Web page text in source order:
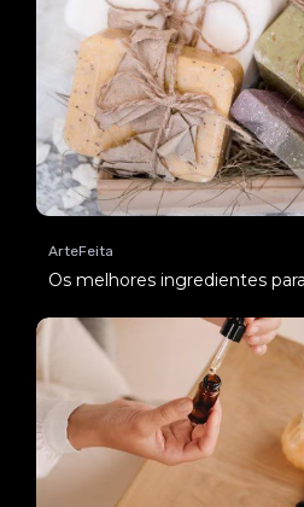
ArteFeita
Os melhores ingredientes